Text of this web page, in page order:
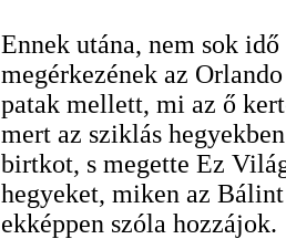
Ennek utána, nem sok
megérkezének az
patak mellett, mi az ő
mert az sziklás
birtkot, s megette Ez
hegyeket, miken az
ekképpen szóla hozzájok.